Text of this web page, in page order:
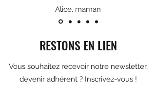
Alice, maman
RESTONS EN LIEN
Vous souhaitez recevoir notre newsletter,
devenir adhérent ? Inscrivez-vous !